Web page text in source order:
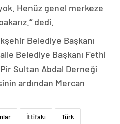
Henüz genel merkeze
dedi.
Belediye Başkanı
Belediye Başkanı Fethi
Sultan Abdal Derneği
ardından Mercan
İttifakı Türk